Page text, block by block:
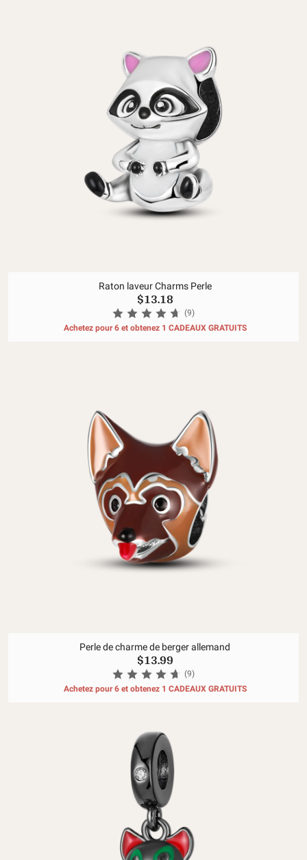
Raton laveur Charms Perle
$13.18
(9)
Achetez pour 6 et obtenez 1 CADEAUX GRATUITS
Perle de charme de berger allemand
$13.99
(9)
Achetez pour 6 et obtenez 1 CADEAUX GRATUITS